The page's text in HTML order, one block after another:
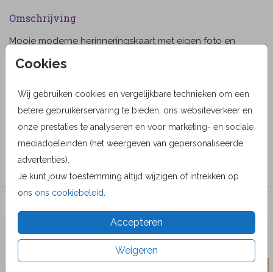
Cookies
Wij gebruiken cookies en vergelijkbare technieken om een
betere gebruikerservaring te bieden, ons websiteverkeer en
onze prestaties te analyseren en voor marketing- en sociale
mediadoeleinden (het weergeven van gepersonaliseerde
advertenties).
Je kunt jouw toestemming altijd wijzigen of intrekken op
ons ons cookiebeleid
Accepteren
Weigeren
Omschrijving
Mooie moderne herinneringskaart met eigen foto en
paardebloem. Met witte kader randen. Alle teksten en
Designer
MyCards Design
Collectie
Veel gekozen producten